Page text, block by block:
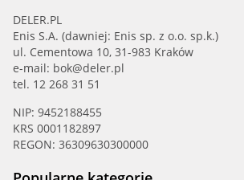
DELER.PL
Enis S.A. (dawniej: Enis sp. z o.o. sp.k.)
ul. Cementowa 10, 31-983 Kraków
e-mail: bok@deler.pl
tel. 12 268 31 51
NIP: 9452188455
KRS 0001182897
REGON: 36309630300000